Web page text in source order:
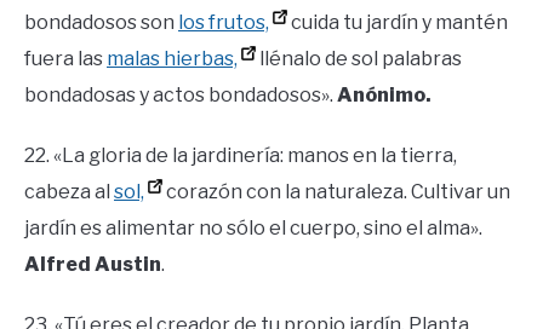
bondadosos son los frutos,
cuida tu jardín y mantén
fuera las malas hierbas,
llénalo de sol palabras
bondadosas y actos bondadosos». Anónimo.
22. «La gloria de la jardinería: manos en la tierra,
cabeza al sol,
corazón con la naturaleza. Cultivar un
jardín es alimentar no sólo el cuerpo, sino el alma».
Alfred Austin.